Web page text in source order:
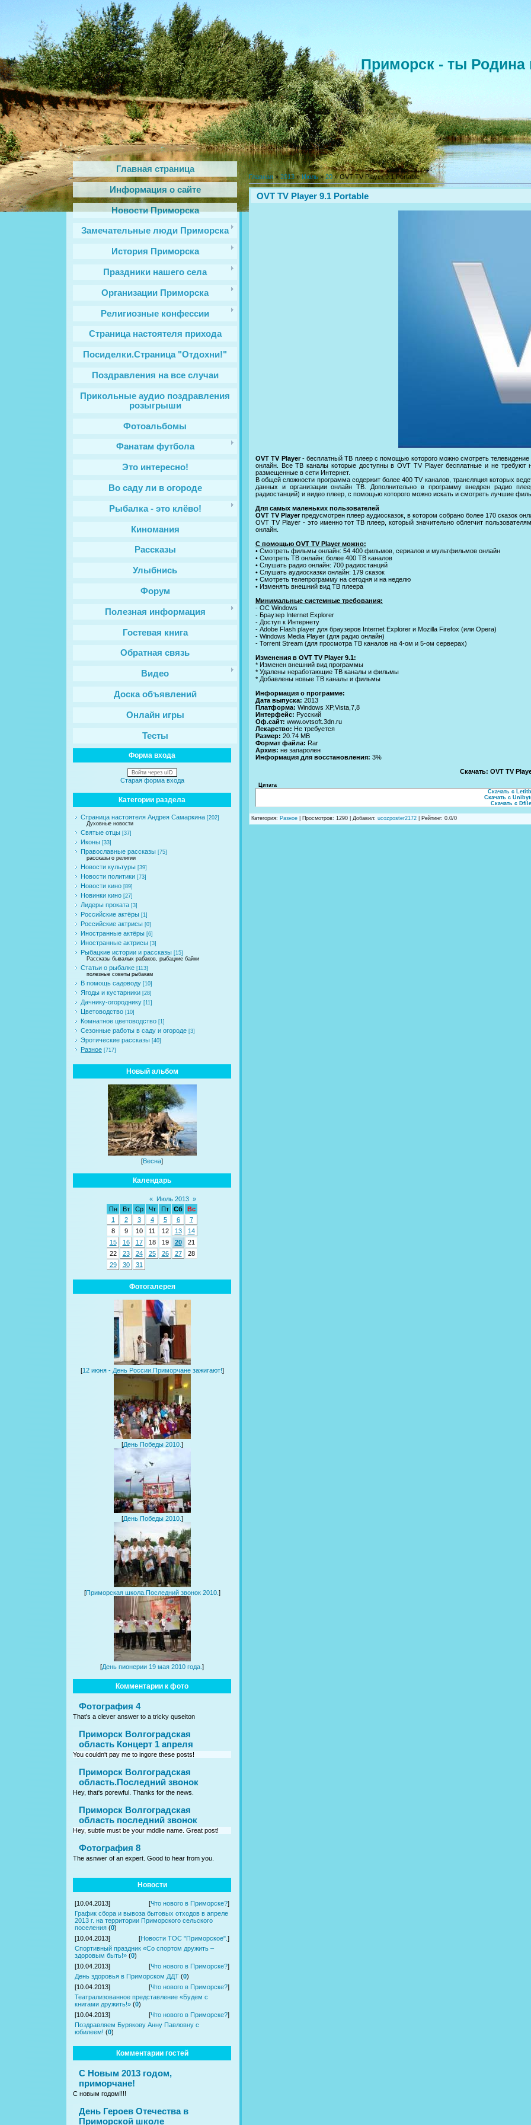
Приморск - ты Родина
Главная страница
Информация о сайте
Новости Приморска
Замечательные люди Приморска
История Приморска
Праздники нашего села
Организации Приморска
Религиозные конфессии
Cтраница настоятеля прихода
Посиделки.Страница "Отдохни!"
Поздравления на все случаи
Прикольные аудио поздравления
розыгрыши
Фотоальбомы
Фанатам футбола
Это интересно!
Во саду ли в огороде
Рыбалка - это клёво!
Киномания
Рассказы
Улыбнись
Форум
Полезная информация
Гостевая книга
Обратная связь
Видео
Доска объявлений
Онлайн игры
Тесты
Форма входа
Войти через uID
Старая форма входа
Категории раздела
Страница настоятеля Андрея Самаркина [202]
Духовные новости
Святые отцы [37]
Иконы [33]
Православные рассказы [75]
рассказы о религии
Новости культуры [39]
Новости политики [73]
Новости кино [89]
Новинки кино [27]
Лидеры проката [3]
Российские актёры [1]
Российские актрисы [0]
Иностранные актёры [6]
Иностранные актрисы [3]
Рыбацкие истории и рассказы [15]
Рассказы бывалых рабаков, рыбацкие байки
Статьи о рыбалке [113]
полезные советы рыбакам
В помощь садоводу [10]
Ягоды и кустарники [28]
Дачнику-огороднику [11]
Цветоводство [10]
Комнатное цветоводство [1]
Сезонные работы в саду и огороде [3]
Эротические рассказы [40]
Разное [717]
Новый альбом
[Весна]
Календарь
« Июль 2013 »
Пн
Вт Ср Чт Пт Сб
Вс
1
2 3 4 5 6
7
8
9 10 11 12 13
14
15
16 17 18 19 20
21
22
23 24 25 26 27
28
29
30 31
Фотогалерея
[12 июня - День России.Приморчане зажигают!]
[День Победы 2010. ]
[День Победы 2010. ]
[Приморская школа.Последний звонок 2010. ]
[День пионерии 19 мая 2010 года. ]
Комментарии к фото
Фотография 4
That's a clever answer to a tricky quseiton
Приморск Волгоградская
область Концерт 1 апреля
You couldn't pay me to ingore these posts!
Приморск Волгоградская
область.Последний звонок
Hey, that's porewful. Thanks for the news.
Приморск Волгоградская
область последний звонок
Hey, subtle must be your mddlie name. Great post!
Фотография 8
The asnwer of an expert. Good to hear from you.
Новости
[10.04.2013] [Что нового в Приморске?]
График сбора и вывоза бытовых отходов в апреле
2013 г. на территории Приморского сельского
поселения (0)
[10.04.2013]
[Новости ТОС "Приморское". ]
Спортивный праздник «Со спортом дружить –
здоровым быть!» (0)
[10.04.2013]
[Что нового в Приморске?]
День здоровья в Приморском ДДТ (0)
[10.04.2013]
[Что нового в Приморске?]
Театрализованное представление «Будем с
книгами дружить!» (0)
[10.04.2013]
[Что нового в Приморске?]
Поздравляем Бурякову Анну Павловну с
юбилеем! (0)
Комментарии гостей
С Новым 2013 годом,
приморчане!
С новым годом!!!!
День Героев Отечества в
Приморской школе
Главная»2013 » Июль » 20» OVT TV Player 9.1 Portable
OVT TV Player 9.1 Portable
OVT TV Player- бесплатный ТВ плеер c помощью которого можно смотреть
онлайн. Все ТВ каналы которые доступны в OVT TV Player бесплатные и не
размещенные в сети Интернет.
В общей сложности программа содержит более 400 TV каналов, трансляция которых
данных и организации онлайн ТВ. Дополнительно в программу внедрен радио
радиостанций) и видео плеер, с помощью которого можно искать и смотреть лучшие
Для самых маленьких пользователей
OVT TV Playerпредусмотрен плеер аудиосказок, в котором собрано более 170 сказок
OVT TV Player - это именно тот ТВ плеер, который значительно облегчит
онлайн.
С помощью OVT TV Player можно:
• Смотреть фильмы онлайн: 54 400 фильмов, сериалов и мультфильмов онлайн
• Смотреть ТВ онлайн: более 400 ТВ каналов
• Слушать радио онлайн: 700 радиостанций
• Слушать аудиосказки онлайн: 179 сказок
• Смотреть телепрограмму на сегодня и на неделю
• Изменять внешний вид ТВ плеера
Минимальные системные требования:
- OC Windows
- Браузер Internet Explorer
- Доступ к Интернету
- Adobe Flash player для браузеров Internet Explorer и Mozilla Firefox (или Opera)
- Windows Media Player (для радио онлайн)
- Torrent Stream (для просмотра ТВ каналов на 4-ом и 5-ом серверах)
Изменения в OVT TV Player 9.1:
* Изменен внешний вид программы
* Удалены неработающие ТВ каналы и фильмы
* Добавлены новые ТВ каналы и фильмы
Информация о программе:
Дата выпуска: 2013
Платформа: Windows XP,Vista,7,8
Интерфейс: Русский
Оф.сайт: www.ovtsoft.3dn.ru
Лекарство: Не требуется
Размер: 20.74 MB
Формат файла: Rar
Aрхив: не запаролен
Информация для восстановления: 3%
Скачать: OVT TV
Цитата
Скачать с
Скачать с
Скачать с
Категория: Разное Просмотров: 1290 | Добавил: ucozposter2172 Рейтинг: 0.0/0